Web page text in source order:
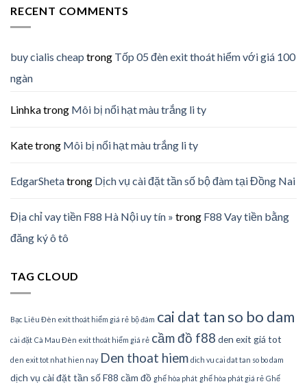
RECENT COMMENTS
buy cialis cheap trong Tốp 05 đèn exit thoát hiểm với giá 100
ngàn
Linhkatrong Môi bị nổi hạt màu trắng li ty
Katetrong Môi bị nổi hạt màu trắng li ty
EdgarShetatrong Dịch vụ cài đặt tần số bộ đàm tại Đồng Nai
Địa chỉ vay tiền F88 Hà Nội uy tín » trong F88 Vay tiền bằng
đăng ký ô tô
TAG CLOUD
Bạc Liêu Đèn exit thoát hiểm giá rẻ bộ đàm cai dat tan so bo dam
cài đặt Cà Mau Đèn exit thoát hiểm giá rẻ cầm đồ f88 den exit giá tot
den exit tot nhat hien nay Den thoat hiem dich vu cai dat tan so bo dam
dịch vụ cài đặt tần sốF88 cầm đồ ghế hòa phát ghế hòa phát giá rẻ Ghế